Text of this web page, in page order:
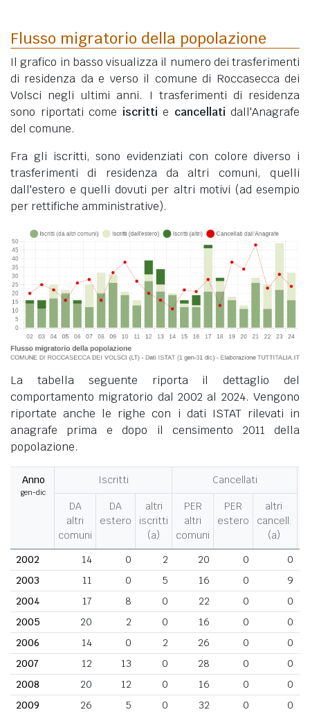
Flusso migratorio della popolazione
Il grafico in basso visualizza il numero dei trasferimenti
di residenza da e verso il comune di Roccasecca dei
Volsci negli ultimi anni. I trasferimenti di residenza
sono riportati come iscritti e cancellati dall'Anagrafe
del comune.
Fra gli iscritti, sono evidenziati con colore diverso i
trasferimenti di residenza da altri comuni, quelli
dall'estero e quelli dovuti per altri motivi (ad esempio
per rettifiche amministrative).
La tabella seguente riporta il dettaglio del
comportamento migratorio dal 2002 al 2024. Vengono
riportate anche le righe con i dati ISTAT rilevati in
anagrafe prima e dopo il censimento 2011 della
popolazione.
Anno
gen-dic
Iscritti
Cancellati
DA
altri
comuni
DA
estero
altri
iscritti
(a)
PER
altri
comuni
PER
estero
altri
cancell.
(a)
2002
14 0 2 20 0
0
2003
11 0 5 16 0
9
2004
17 8 0 22 0
0
2005
20 2 0 16 0
0
2006
14 0 2 26 0
0
2007
12 13 0 28 0
0
2008
20 12 0 16 0
0
2009
26 5 0 32 0
0